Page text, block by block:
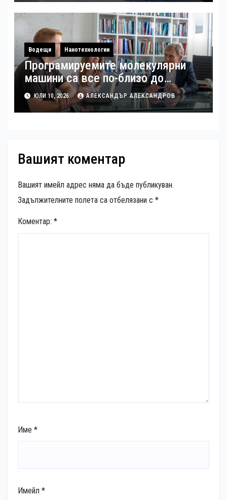
Водещи Нанотехнологии
Програмируемите молекулярни
машини са все по-близо до
реалността
ЮЛИ 10, 2026 АЛЕКСАНДЪР АЛЕКСАНДРОВ
Вашият коментар
Вашият имейл адрес няма да бъде публикуван.
Задължителните полета са отбелязани с *
Коментар: *
Име *
Имейл *